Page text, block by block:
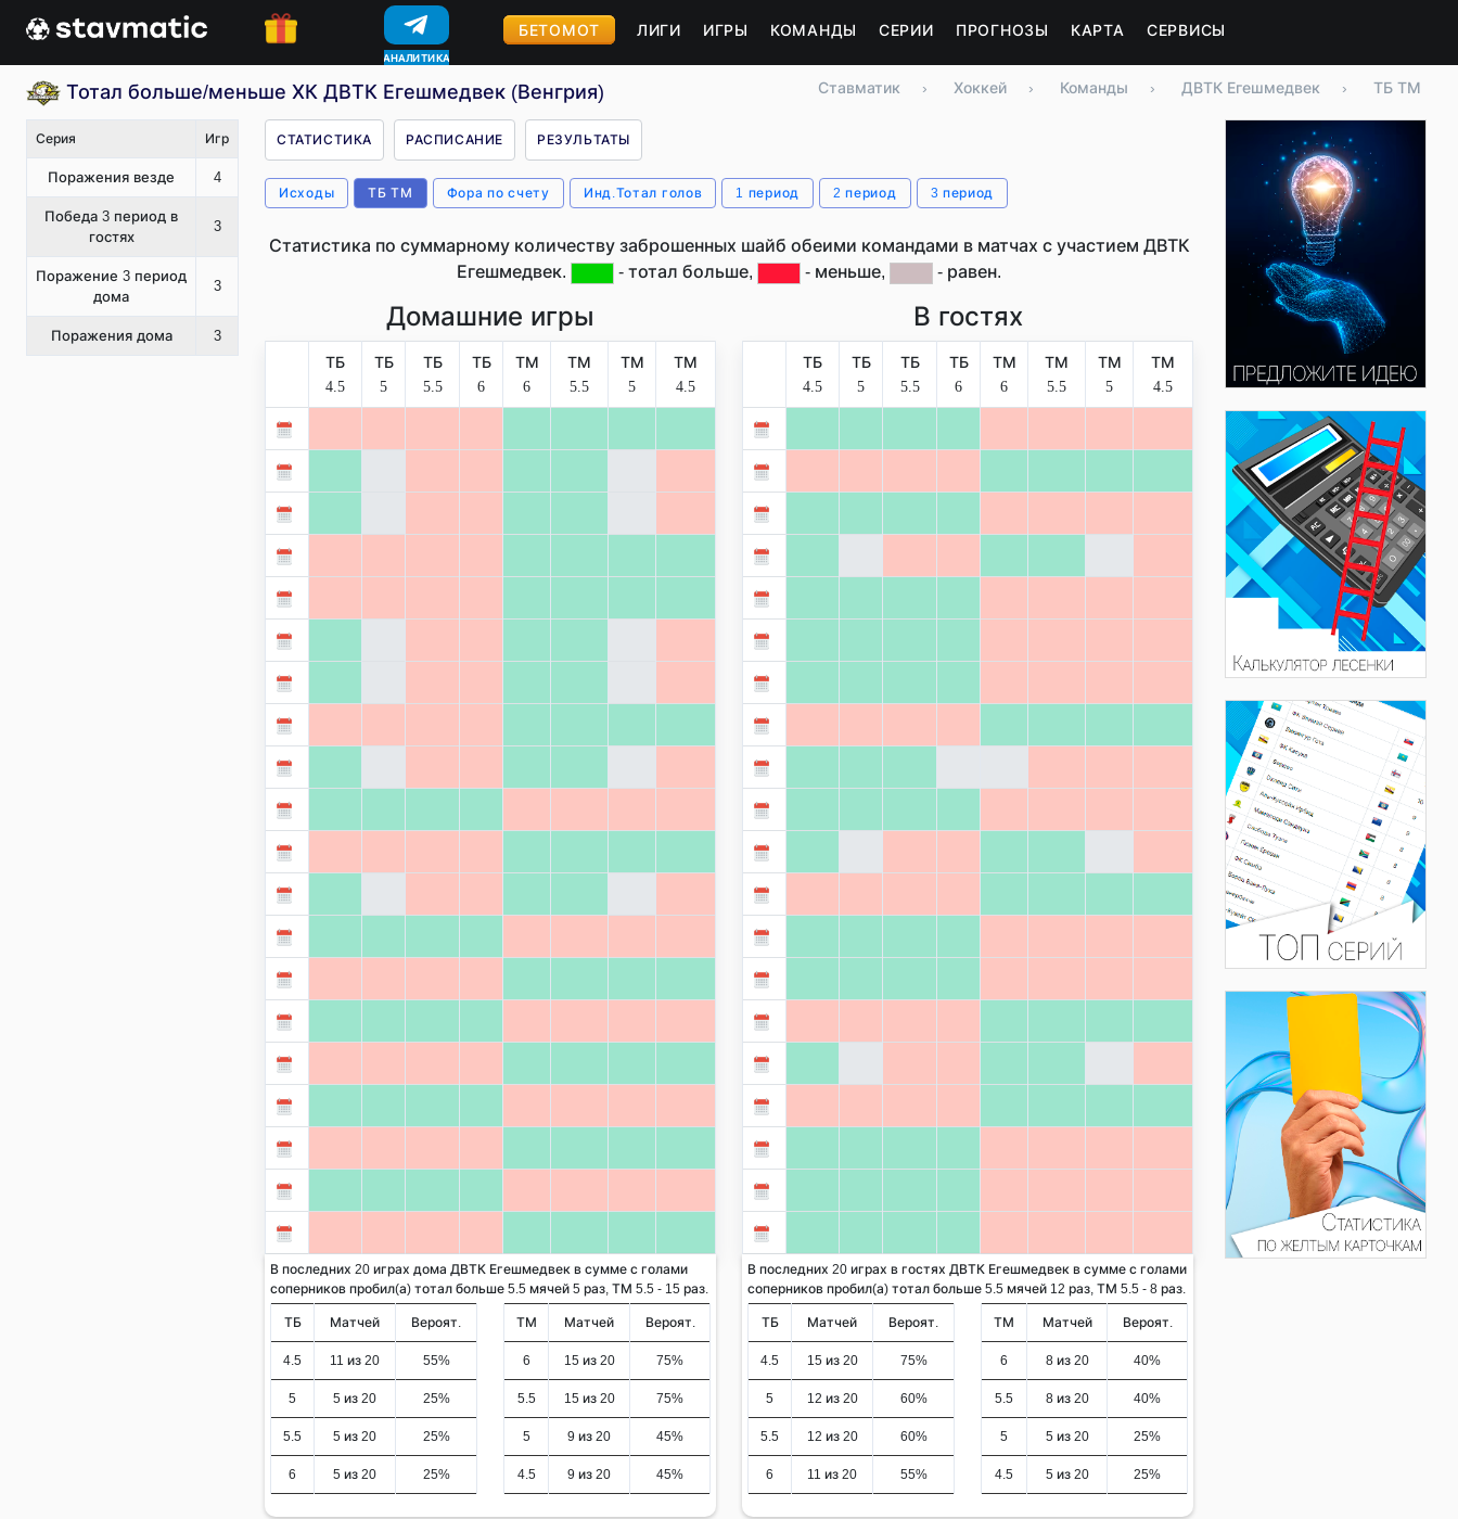
АНАЛИТИКА
КОНКУРСЫ
БЕТОМОТ ЛИГИ ИГРЫ КОМАНДЫ СЕРИИ ПРОГНОЗЫ КАРТА СЕРВИСЫ
Тотал больше/меньше ХК ДВТК Егешмедвек (Венгрия) Ставматик › Хоккей › Команды › ДВТК Егешмедвек › ТБ ТМ
Серия Игр
Поражения везде 4
Победа 3 период в
гостях
3
Поражение 3 период
дома
3
Поражения дома 3
СТАТИСТИКА РАСПИСАНИЕ РЕЗУЛЬТАТЫ
Исходы ТБ ТМ Фора по счету Инд.Тотал голов 1 период 2 период 3 период
Статистика по суммарному количеству заброшенных шайб обеими командами в матчах с участием ДВТК
Егешмедвек.
- тотал больше, - меньше, - равен.
Домашние игры
ТБ
4.5
ТБ
5
ТБ
5.5
ТБ
6
ТМ
6
ТМ
5.5
ТМ
5
ТМ
4.5
В последних 20 играх дома ДВТК Егешмедвек в сумме с голами
соперников пробил(а) тотал больше 5.5 мячей 5 раз, ТМ 5.5 - 15 раз.
ТБ Матчей Вероят.
4.5 11 из 20 55%
5 5 из 20 25%
5.5 5 из 20 25%
6 5 из 20 25%
ТМ Матчей Вероят.
6 15 из 20 75%
5.5 15 из 20 75%
5 9 из 20 45%
4.5 9 из 20 45%
В гостях
ТБ
4.5
ТБ
5
ТБ
5.5
ТБ
6
ТМ
6
ТМ
5.5
ТМ
5
ТМ
4.5
В последних 20 играх в гостях ДВТК Егешмедвек в сумме с голами
соперников пробил(а) тотал больше 5.5 мячей 12 раз, ТМ 5.5 - 8 раз.
ТБ Матчей Вероят.
4.5 15 из 20 75%
5 12 из 20 60%
5.5 12 из 20 60%
6 11 из 20 55%
ТМ Матчей Вероят.
6 8 из 20 40%
5.5 8 из 20 40%
5 5 из 20 25%
4.5 5 из 20 25%